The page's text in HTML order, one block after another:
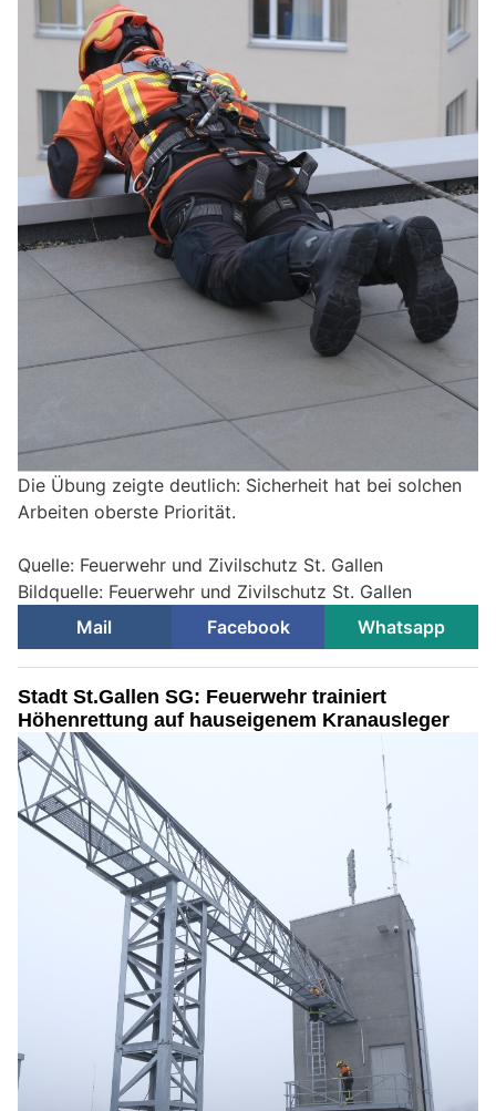
Die Übung zeigte deutlich: Sicherheit hat bei solchen
Arbeiten oberste Priorität.
Quelle: Feuerwehr und Zivilschutz St. Gallen
Bildquelle: Feuerwehr und Zivilschutz St. Gallen
Mail
Facebook Whatsapp
Stadt St.Gallen SG: Feuerwehr trainiert
Höhenrettung auf hauseigenem Kranausleger